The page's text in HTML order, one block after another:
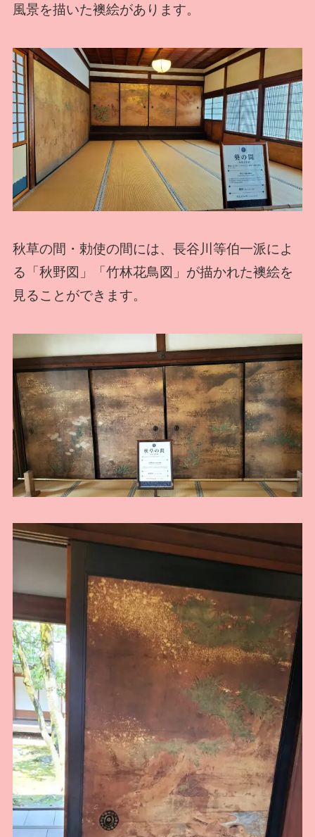
風景を描いた襖絵があります。
秋草の間・勅使の間には、長谷川等伯一派によ
る「秋野図」「竹林花鳥図」が描かれた襖絵を
見ることができます。